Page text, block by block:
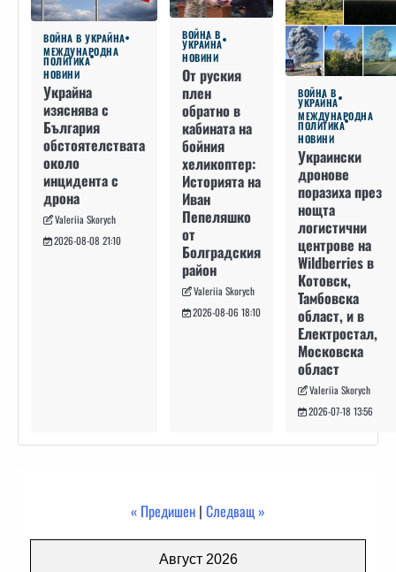
ВОЙНА В УКРАЙНА
МЕЖДУНАРОДНА
ПОЛИТИКА
НОВИНИ
Украйна
изяснява с
България
обстоятелствата
около
инцидента с
дрона
Valeriia Skorych
2026-08-08 21:10
ВОЙНА В
УКРАЙНА
НОВИНИ
От руския
плен
обратно в
кабината на
бойния
хеликоптер:
Историята на
Иван
Пепеляшко
от
Болградския
район
Valeriia Skorych
2026-08-06 18:10
ВОЙНА В
УКРАЙНА
МЕЖДУНАРОДНА
ПОЛИТИКА
НОВИНИ
Украински
дронове
поразиха през
нощта
логистични
центрове на
Wildberries в
Котовск,
Тамбовска
област, и в
Електростал,
Московска
област
Valeriia Skorych
2026-07-18 13:56
« Предишен | Следващ »
Август 2026